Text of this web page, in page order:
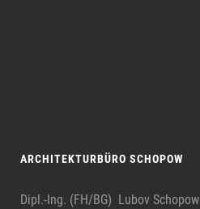
ARCHITEKTURBÜRO SCHOPOW
Dipl.-Ing. (FH/BG) Lubov Schopow